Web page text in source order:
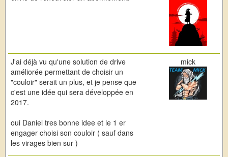
J'ai déjà vu qu'une solution de drive
améliorée permettant de choisir un
"couloir" serait un plus, et je pense que
c'est une idée qui sera développée en
2017.
oui Daniel tres bonne idee et le 1 er
engager choisi son couloir ( sauf dans
les virages bien sur )
mick